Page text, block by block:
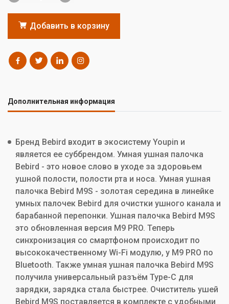
Добавить в корзину
Дополнительная информация
Бренд Bebird входит в экосистему Youpin и
является ее суббрендом. Умная ушная палочка
Bebird - это новое слово в уходе за здоровьем
ушной полости, полости рта и носа. Умная ушная
палочка Bebird M9S - золотая середина в линейке
умных палочек Bebird для очистки ушного канала и
барабанной перепонки. Ушная палочка Bebird M9S
это обновленная версия M9 PRO. Теперь
синхронизация со смартфоном происходит по
высококачественному Wi-Fi модулю, у M9 PRO по
Bluetooth. Также умная ушная палочка Bebird M9S
получила универсальный разъём Type-C для
зарядки, зарядка стала быстрее. Очиститель ушей
Bebird M9S поставляется в комплекте с удобными